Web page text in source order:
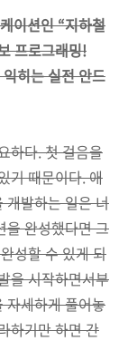
이션인 “지하철
프로그래밍!
히는 실전 안드
하다. 첫 걸음을
기 때문이다. 애
개발하는 일은 너
을 완성했다면 그
성할 수 있게 되
을 시작하면서부
자세하게 풀어놓
하기만 하면 간